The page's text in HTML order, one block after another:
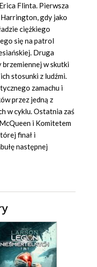
Flinta. Pierwsza
gdy jako
ciężkiego
się na patrol
Druga
w skutki
stosunki z ludźmi.
zamachu i
przez jedną z
w cyklu. Ostatnia zaś
i Komitetem
finał i
następnej